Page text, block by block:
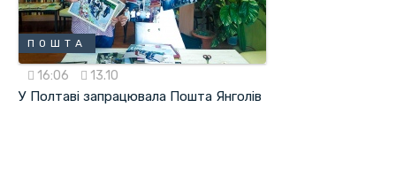
ПОШТА
16:06 13.10
У Полтаві запрацювала Пошта Янголів